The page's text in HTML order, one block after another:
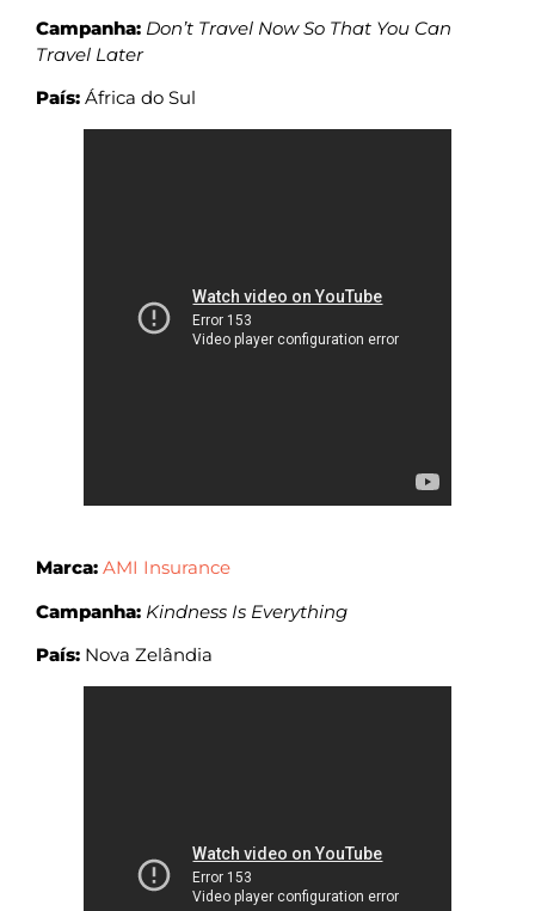
Campanha: Don’t Travel Now So That You Can
Travel Later
País: África do Sul
Marca: AMI Insurance
Campanha: Kindness Is Everything
País: Nova Zelândia